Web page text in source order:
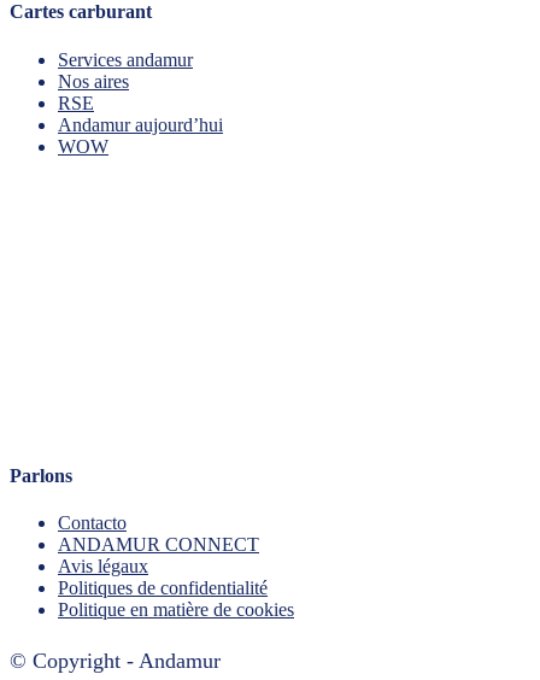
Cartes carburant
Services andamur
Nos aires
RSE
Andamur aujourd’hui
WOW
Parlons
Contacto
ANDAMUR CONNECT
Avis légaux
Politiques de confidentialité
Politique en matière de cookies
© Copyright - Andamur